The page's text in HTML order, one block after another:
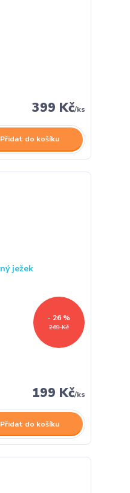
399 Kč/ks
Přidat do košíku
269 Kč
- 26 %
199 Kč/ks
Přidat do košíku